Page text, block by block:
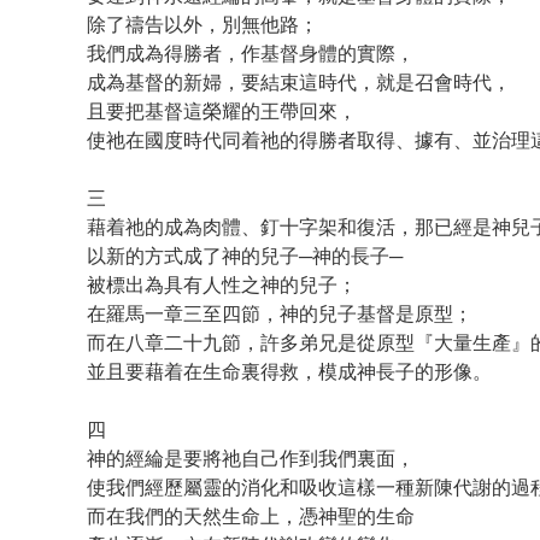
除了禱告以外，別無他路；
我們成為得勝者，作基督身體的實際，
成為基督的新婦，要結束這時代，就是召會時代，
且要把基督這榮耀的王帶回來，
使祂在國度時代同着祂的得勝者取得、據有、並治理
三
藉着祂的成為肉體、釘十字架和復活，那已經是神兒
以新的方式成了神的兒子─神的長子─
被標出為具有人性之神的兒子；
在羅馬一章三至四節，神的兒子基督是原型；
而在八章二十九節，許多弟兄是從原型『大量生產』
並且要藉着在生命裏得救，模成神長子的形像。
四
神的經綸是要將祂自己作到我們裏面，
使我們經歷屬靈的消化和吸收這樣一種新陳代謝的過
而在我們的天然生命上，憑神聖的生命